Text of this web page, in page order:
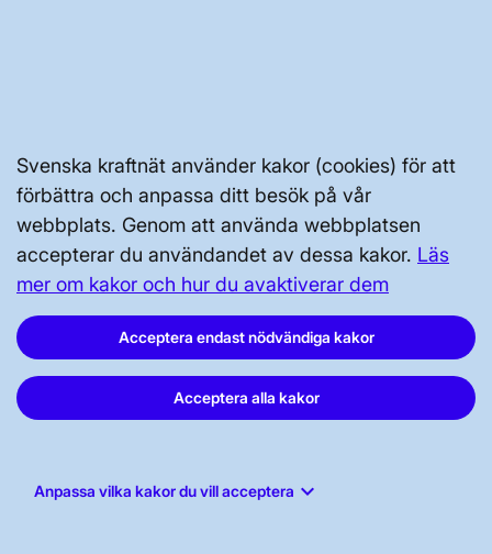
Svenska kraftnät använder kakor (cookies) för att
förbättra och anpassa ditt besök på vår
webbplats. Genom att använda webbplatsen
accepterar du användandet av dessa kakor. Läs
mer om kakor och hur du avaktiverar dem
Acceptera endast nödvändiga kakor
Acceptera alla kakor
Anpassa vilka kakor du vill acceptera keyboard_arrow_down
Svenska kraftnät, Box 1200, 172 24
Sundbyberg
Tel: 010-475 80 00
Tillgänglighetsredogörelse